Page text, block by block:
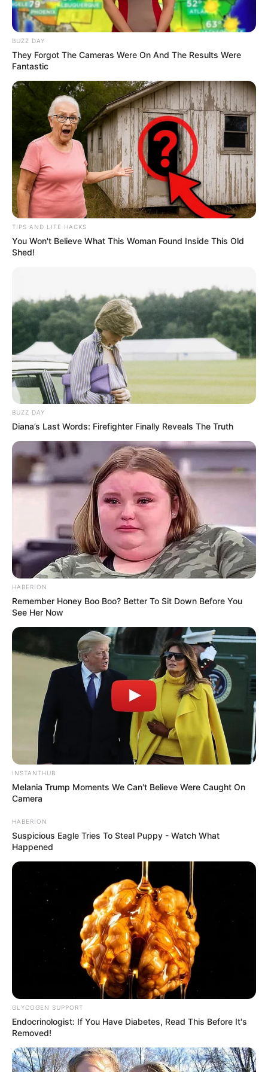
TAGS DRAMA KOREA THE MIRACLE BROTHERS
Confidence Queen
Walking On Thin Ice Tempest
BUZZ DAY
They Forgot The Cameras Were On And The Results Were
Fantastic
TIPS AND LIFE HACKS
You Won't Believe What This Woman Found Inside This Old
Shed!
BUZZ DAY
Diana’s Last Words: Firefighter Finally Reveals The Truth
HABERION
Remember Honey Boo Boo? Better To Sit Down Before You
See Her Now
INSTANTHUB
Melania Trump Moments We Can't Believe Were Caught On
Camera
HABERION
Suspicious Eagle Tries To Steal Puppy - Watch What
Happened
GLYCOGEN SUPPORT
Endocrinologist: If You Have Diabetes, Read This Before It's
Removed!